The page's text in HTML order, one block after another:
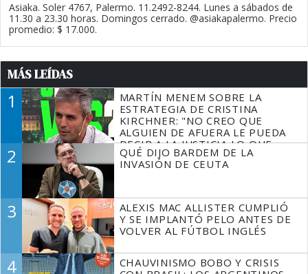
Asiaka. Soler 4767, Palermo. 11.2492-8244. Lunes a sábados de
11.30 a 23.30 horas. Domingos cerrado. @asiakapalermo. Precio
promedio: $ 17.000.
MÁS LEÍDAS
1
MARTÍN MENEM SOBRE LA
ESTRATEGIA DE CRISTINA
KIRCHNER: "NO CREO QUE
ALGUIEN DE AFUERA LE PUEDA
DECIR A LA JUSTICIA LO QUE
TIENE QUE HACER"
2
QUÉ DIJO BARDEM DE LA
INVASIÓN DE CEUTA
3
ALEXIS MAC ALLISTER CUMPLIÓ
Y SE IMPLANTÓ PELO ANTES DE
VOLVER AL FÚTBOL INGLÉS
4
CHAUVINISMO BOBO Y CRISIS